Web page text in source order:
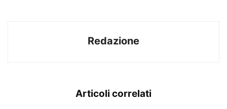
Redazione
Articoli correlati